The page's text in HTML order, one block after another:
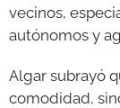
vecinos,
autónomos y
Algar subrayó
comodidad,